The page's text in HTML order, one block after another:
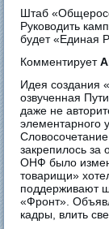
Штаб
Руководить
будет «Единая
Комментирует
Идея создания
озвученная
даже не
элементарного
закрепилось за
ОНФ было
товарищи»
поддерживают
«Фронт».
кадры, влить